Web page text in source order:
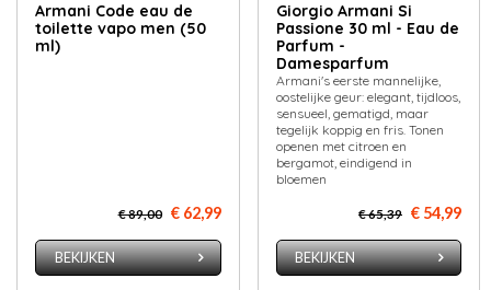
Armani Code eau de
toilette vapo men (50
ml)
€ 89,00 € 62,99
BEKIJKEN
Giorgio Armani Si
Passione 30 ml - Eau de
Parfum -
Damesparfum
Armani's eerste mannelijke,
oostelijke geur: elegant, tijdloos,
sensueel, gematigd, maar
tegelijk koppig en fris. Tonen
openen met citroen en
bergamot, eindigend in
bloemen
€ 65,39 € 54,99
BEKIJKEN